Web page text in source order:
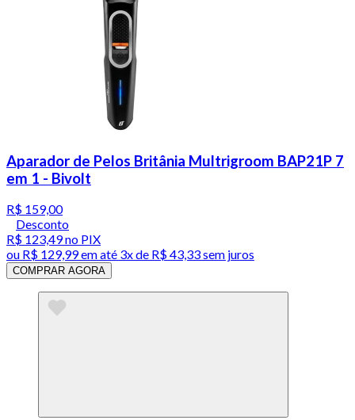
Aparador de Pelos Britânia Multrigroom BAP21P 7
em 1 - Bivolt
R$ 159,00
Desconto
R$ 123,49no PIX
ou R$ 129,99em até 3x de R$ 43,33 sem juros
COMPRAR AGORA